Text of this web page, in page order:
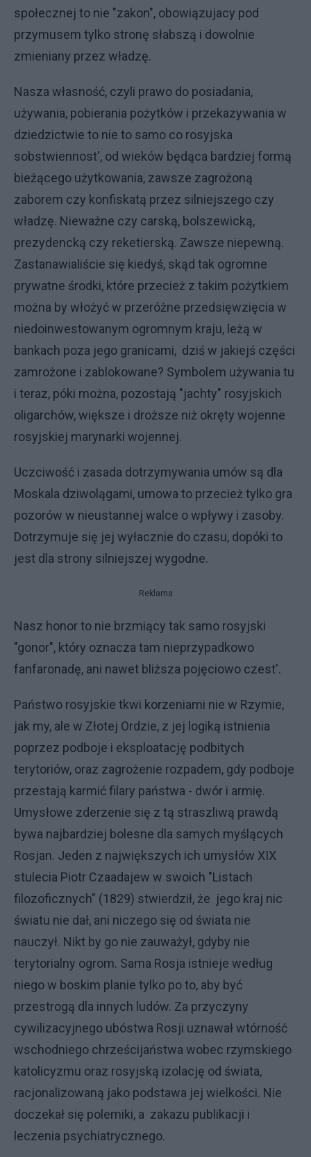
społecznej to nie "zakon", obowiązujacy pod
przymusem tylko stronę słabszą i dowolnie
zmieniany przez władzę.
Nasza własność, czyli prawo do posiadania,
używania, pobierania pożytków i przekazywania w
dziedzictwie to nie to samo co rosyjska
sobstwiennost', od wieków będąca bardziej formą
bieżącego użytkowania, zawsze zagrożoną
zaborem czy konfiskatą przez silniejszego czy
władzę. Nieważne czy carską, bolszewicką,
prezydencką czy reketierską. Zawsze niepewną.
Zastanawialiście się kiedyś, skąd tak ogromne
prywatne środki, które przecież z takim pożytkiem
można by włożyć w przeróżne przedsięwzięcia w
niedoinwestowanym ogromnym kraju, leżą w
bankach poza jego granicami, dziś w jakiejś części
zamrożone i zablokowane? Symbolem używania tu
i teraz, póki można, pozostają "jachty" rosyjskich
oligarchów, większe i droższe niż okręty wojenne
rosyjskiej marynarki wojennej.
Uczciwość i zasada dotrzymywania umów są dla
Moskala dziwolągami, umowa to przecież tylko gra
pozorów w nieustannej walce o wpływy i zasoby.
Dotrzymuje się jej wyłacznie do czasu, dopóki to
jest dla strony silniejszej wygodne.
Reklama
Nasz honor to nie brzmiący tak samo rosyjski
"gonor", który oznacza tam nieprzypadkowo
fanfaronadę, ani nawet bliższa pojęciowo czest'.
Państwo rosyjskie tkwi korzeniami nie w Rzymie,
jak my, ale w Złotej Ordzie, z jej logiką istnienia
poprzez podboje i eksploatację podbitych
terytoriów, oraz zagrożenie rozpadem, gdy podboje
przestają karmić filary państwa - dwór i armię.
Umysłowe zderzenie się z tą straszliwą prawdą
bywa najbardziej bolesne dla samych myślących
Rosjan. Jeden z największych ich umysłów XIX
stulecia Piotr Czaadajew w swoich "Listach
filozoficznych" (1829) stwierdził, że jego kraj nic
światu nie dał, ani niczego się od świata nie
nauczył. Nikt by go nie zauważył, gdyby nie
terytorialny ogrom. Sama Rosja istnieje według
niego w boskim planie tylko po to, aby być
przestrogą dla innych ludów. Za przyczyny
cywilizacyjnego ubóstwa Rosji uznawał wtórność
wschodniego chrześcijaństwa wobec rzymskiego
katolicyzmu oraz rosyjską izolację od świata,
racjonalizowaną jako podstawa jej wielkości. Nie
doczekał się polemiki, a zakazu publikacji i
leczenia psychiatrycznego.